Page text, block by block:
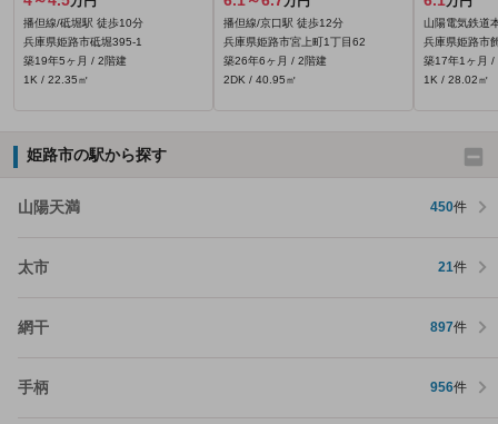
播但線/砥堀駅 徒歩10分
兵庫県姫路市砥堀395‐1
築19年5ヶ月 / 2階建
1K / 22.35㎡
播但線/京口駅 徒歩12分
兵庫県姫路市宮上町1丁目62
築26年6ヶ月 / 2階建
2DK / 40.95㎡
山陽電気鉄道
兵庫県姫路市
築17年1ヶ月 /
1K / 28.02㎡
姫路市の駅から探す
山陽天満 450件
太市 21件
網干 897件
手柄 956件